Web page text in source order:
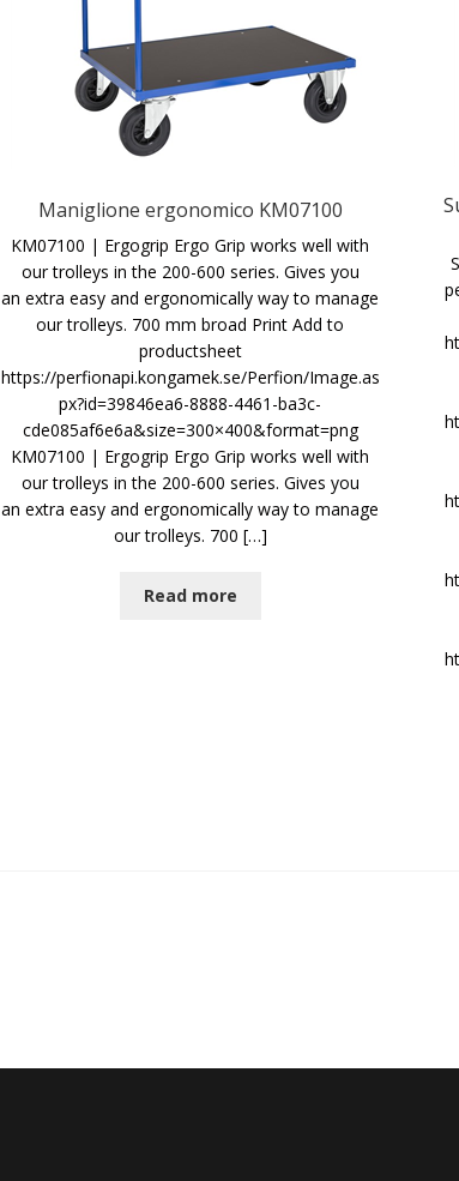
Maniglione ergonomico KM07100
KM07100 | Ergogrip Ergo Grip works well with
our trolleys in the 200-600 series. Gives you
an extra easy and ergonomically way to manage
our trolleys. 700 mm broad Print Add to
productsheet
https://perfionapi.kongamek.se/Perfion/Image.as
px?id=39846ea6-8888-4461-ba3c-
cde085af6e6a&size=300×400&format=png
KM07100 | Ergogrip Ergo Grip works well with
our trolleys in the 200-600 series. Gives you
an extra easy and ergonomically way to manage
our trolleys. 700 […]
Read more